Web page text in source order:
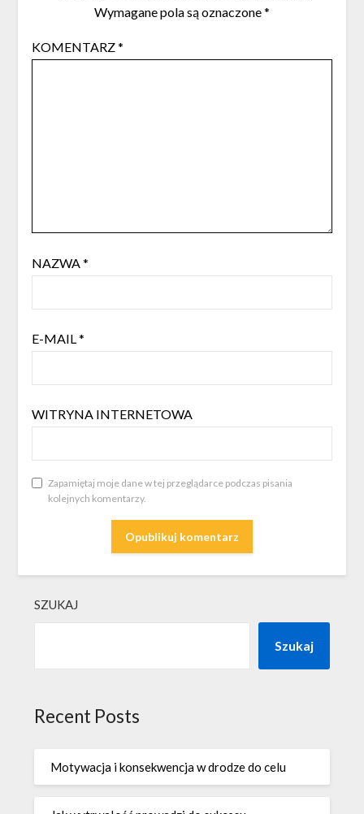
Wymagane pola są oznaczone*
KOMENTARZ*
NAZWA*
E-MAIL*
WITRYNA INTERNETOWA
Zapamiętaj moje dane w tej przeglądarce podczas pisania
kolejnych komentarzy.
SZUKAJ
Szukaj
Recent Posts
Motywacja i konsekwencja w drodze do celu